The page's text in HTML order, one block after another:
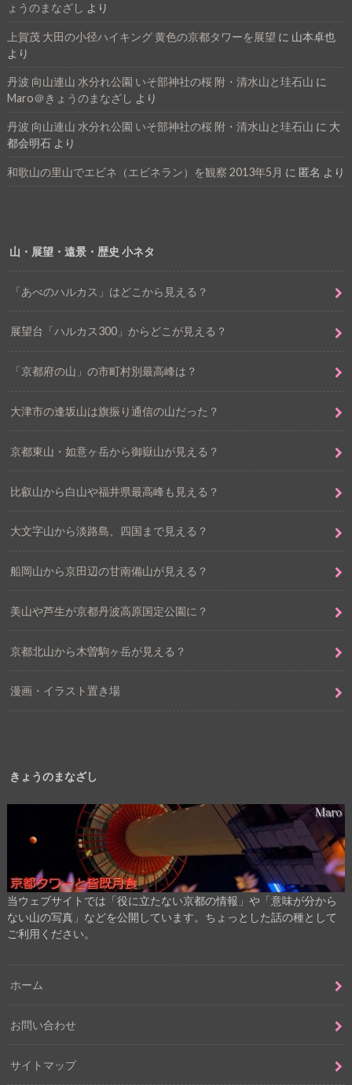
ょうのまなざし より
上賀茂 大田の小径ハイキング 黄色の京都タワーを展望 に 山本卓也
より
丹波 向山連山 水分れ公園 いそ部神社の桜 附・清水山と珪石山 に
Maro＠きょうのまなざし より
丹波 向山連山 水分れ公園 いそ部神社の桜 附・清水山と珪石山 に 大
都会明石より
和歌山の里山でエビネ（エビネラン）を観察 2013年5月 に 匿名 より
山・展望・遠景・歴史 小ネタ
「あべのハルカス」はどこから見える？
展望台「ハルカス300」からどこが見える？
「京都府の山」の市町村別最高峰は？
大津市の逢坂山は旗振り通信の山だった？
京都東山・如意ヶ岳から御嶽山が見える？
比叡山から白山や福井県最高峰も見える？
大文字山から淡路島、四国まで見える？
船岡山から京田辺の甘南備山が見える？
美山や芦生が京都丹波高原国定公園に？
京都北山から木曽駒ヶ岳が見える？
漫画・イラスト置き場
きょうのまなざし
当ウェブサイトでは「役に立たない京都の情報」や「意味が分から
ない山の写真」などを公開しています。ちょっとした話の種として
ご利用ください。
ホーム
お問い合わせ
サイトマップ